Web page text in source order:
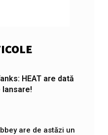
HEAT are dată
are de astăzi un